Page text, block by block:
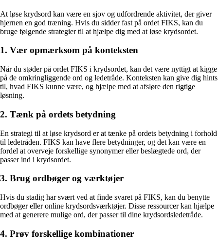
At løse krydsord kan være en sjov og udfordrende aktivitet, der giver
hjernen en god træning. Hvis du sidder fast på ordet FIKS, kan du
bruge følgende strategier til at hjælpe dig med at løse krydsordet.
1. Vær opmærksom på konteksten
Når du støder på ordet FIKS i krydsordet, kan det være nyttigt at kigge
på de omkringliggende ord og ledetråde. Konteksten kan give dig hints
til, hvad FIKS kunne være, og hjælpe med at afsløre den rigtige
løsning.
2. Tænk på ordets betydning
En strategi til at løse krydsord er at tænke på ordets betydning i forhold
til ledetråden. FIKS kan have flere betydninger, og det kan være en
fordel at overveje forskellige synonymer eller beslægtede ord, der
passer ind i krydsordet.
3. Brug ordbøger og værktøjer
Hvis du stadig har svært ved at finde svaret på FIKS, kan du benytte
ordbøger eller online krydsordsværktøjer. Disse ressourcer kan hjælpe
med at generere mulige ord, der passer til dine krydsordsledetråde.
4. Prøv forskellige kombinationer